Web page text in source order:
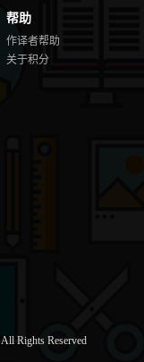
帮助
作译者帮助
关于积分
All Rights Reserved